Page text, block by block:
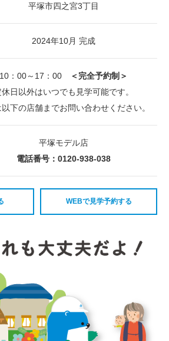
平塚市四之宮3丁目
2024年10月 完成
10：00～17：00
＜完全予約制＞
休日以外はいつでも見学可能です。
下の店舗までお問い合わせください。
平塚モデル店
電話番号：0120-938-038
WEBで見学予約する